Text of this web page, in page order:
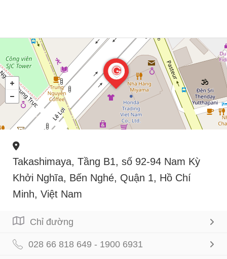
Takashimaya, Tầng B1, số 92-94 Nam Kỳ
Khởi Nghĩa, Bến Nghé, Quận 1, Hồ Chí
Minh, Việt Nam
Chỉ đường
028 66 818 649 - 1900 6931